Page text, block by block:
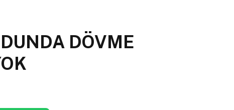
DÖVME